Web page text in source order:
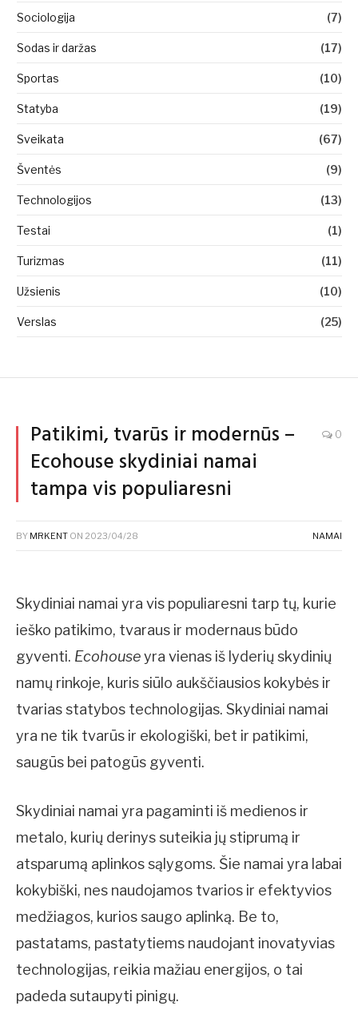
Sociologija (7)
Sodas ir daržas (17)
Sportas (10)
Statyba (19)
Sveikata (67)
Šventės (9)
Technologijos (13)
Testai (1)
Turizmas (11)
Užsienis (10)
Verslas (25)
Patikimi, tvarūs ir modernūs –
Ecohouse skydiniai namai
tampa vis populiaresni
0
BY MRKENT ON 2023/04/28 NAMAI
Skydiniai namai yra vis populiaresni tarp tų, kurie
ieško patikimo, tvaraus ir modernaus būdo
gyventi. Ecohouseyra vienas iš lyderių skydinių
namų rinkoje, kuris siūlo aukščiausios kokybės ir
tvarias statybos technologijas. Skydiniai namai
yra ne tik tvarūs ir ekologiški, bet ir patikimi,
saugūs bei patogūs gyventi.
Skydiniai namai yra pagaminti iš medienos ir
metalo, kurių derinys suteikia jų stiprumą ir
atsparumą aplinkos sąlygoms. Šie namai yra labai
kokybiški, nes naudojamos tvarios ir efektyvios
medžiagos, kurios saugo aplinką. Be to,
pastatams, pastatytiems naudojant inovatyvias
technologijas, reikia mažiau energijos, o tai
padeda sutaupyti pinigų.